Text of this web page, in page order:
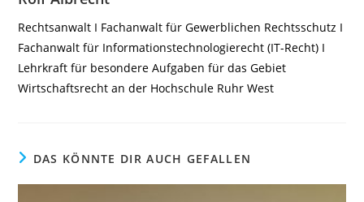
Rechtsanwalt I Fachanwalt für Gewerblichen Rechtsschutz I
Fachanwalt für Informationstechnologierecht (IT-Recht) I
Lehrkraft für besondere Aufgaben für das Gebiet
Wirtschaftsrecht an der Hochschule Ruhr West
DAS KÖNNTE DIR AUCH GEFALLEN